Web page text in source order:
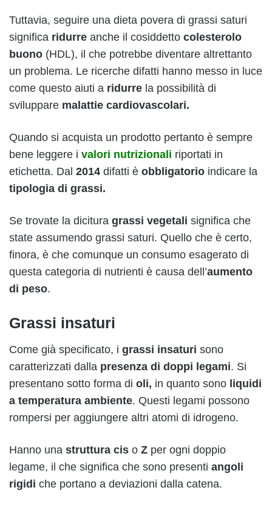
Tuttavia, seguire una dieta povera di grassi saturi
significa ridurre anche il cosiddetto colesterolo
buono (HDL), il che potrebbe diventare altrettanto
un problema. Le ricerche difatti hanno messo in luce
come questo aiuti a ridurre la possibilità di
sviluppare malattie cardiovascolari.
Quando si acquista un prodotto pertanto è sempre
bene leggere i valori nutrizionali riportati in
etichetta. Dal 2014 difatti è obbligatorio indicare la
tipologia di grassi.
Se trovate la dicitura grassi vegetali significa che
state assumendo grassi saturi. Quello che è certo,
finora, è che comunque un consumo esagerato di
questa categoria di nutrienti è causa dell’aumento
di peso.
Grassi insaturi
Come già specificato, i grassi insaturi sono
caratterizzati dalla presenza di doppi legami. Si
presentano sotto forma di oli, in quanto sono liquidi
a temperatura ambiente. Questi legami possono
rompersi per aggiungere altri atomi di idrogeno.
Hanno una struttura cis o Z per ogni doppio
legame, il che significa che sono presenti angoli
rigidi che portano a deviazioni dalla catena.